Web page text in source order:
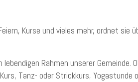
Kurse und vieles mehr, ordnet sie
Rahmen unserer Gemeinde.
Tanz- oder Strickkurs, Yogastunde